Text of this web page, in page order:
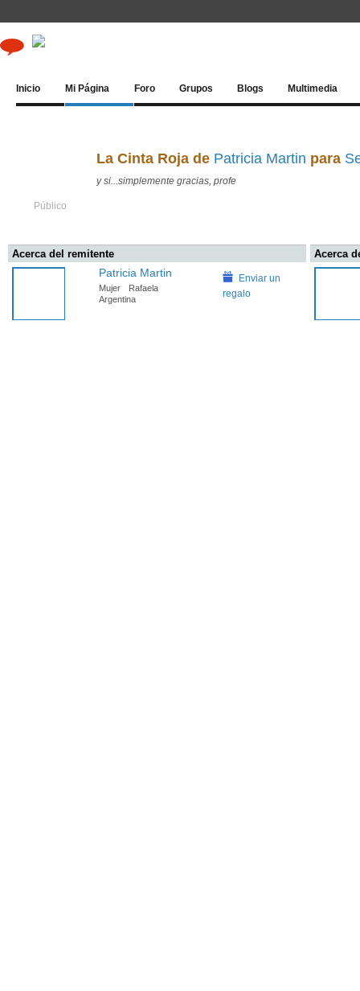
Inicio Mi Página Foro Grupos Blogs Multimedia
Público
La Cinta Roja de Patricia Martin para
y si...simplemente gracias, profe
Acerca del remitente
Patricia Martin
Mujer
Rafaela
Argentina
Enviar un
regalo
Acerca